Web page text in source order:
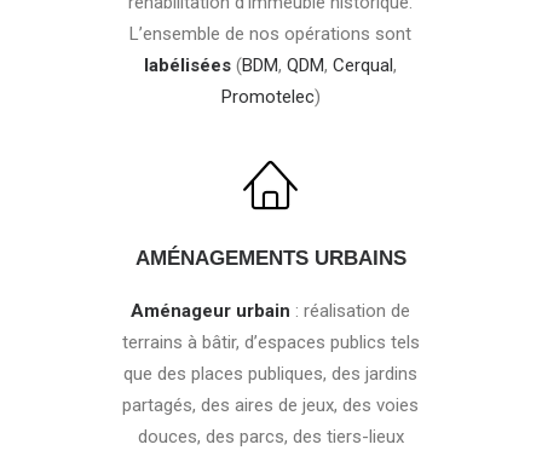
L’ensemble de nos opérations sont
labélisées (BDM,QDM,Cerqual,
Promotelec)
AMÉNAGEMENTS URBAINS
Aménageur urbain : réalisation de
terrains à bâtir, d’espaces publics tels
que des places publiques, des jardins
partagés, des aires de jeux, des voies
douces, des parcs, des tiers-lieux